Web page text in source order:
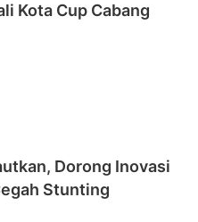
Kota Cup Cabang
Dorong Inovasi
Stunting